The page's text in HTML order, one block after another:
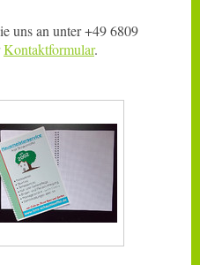
uns an unter +49 6809
Kontaktformular.